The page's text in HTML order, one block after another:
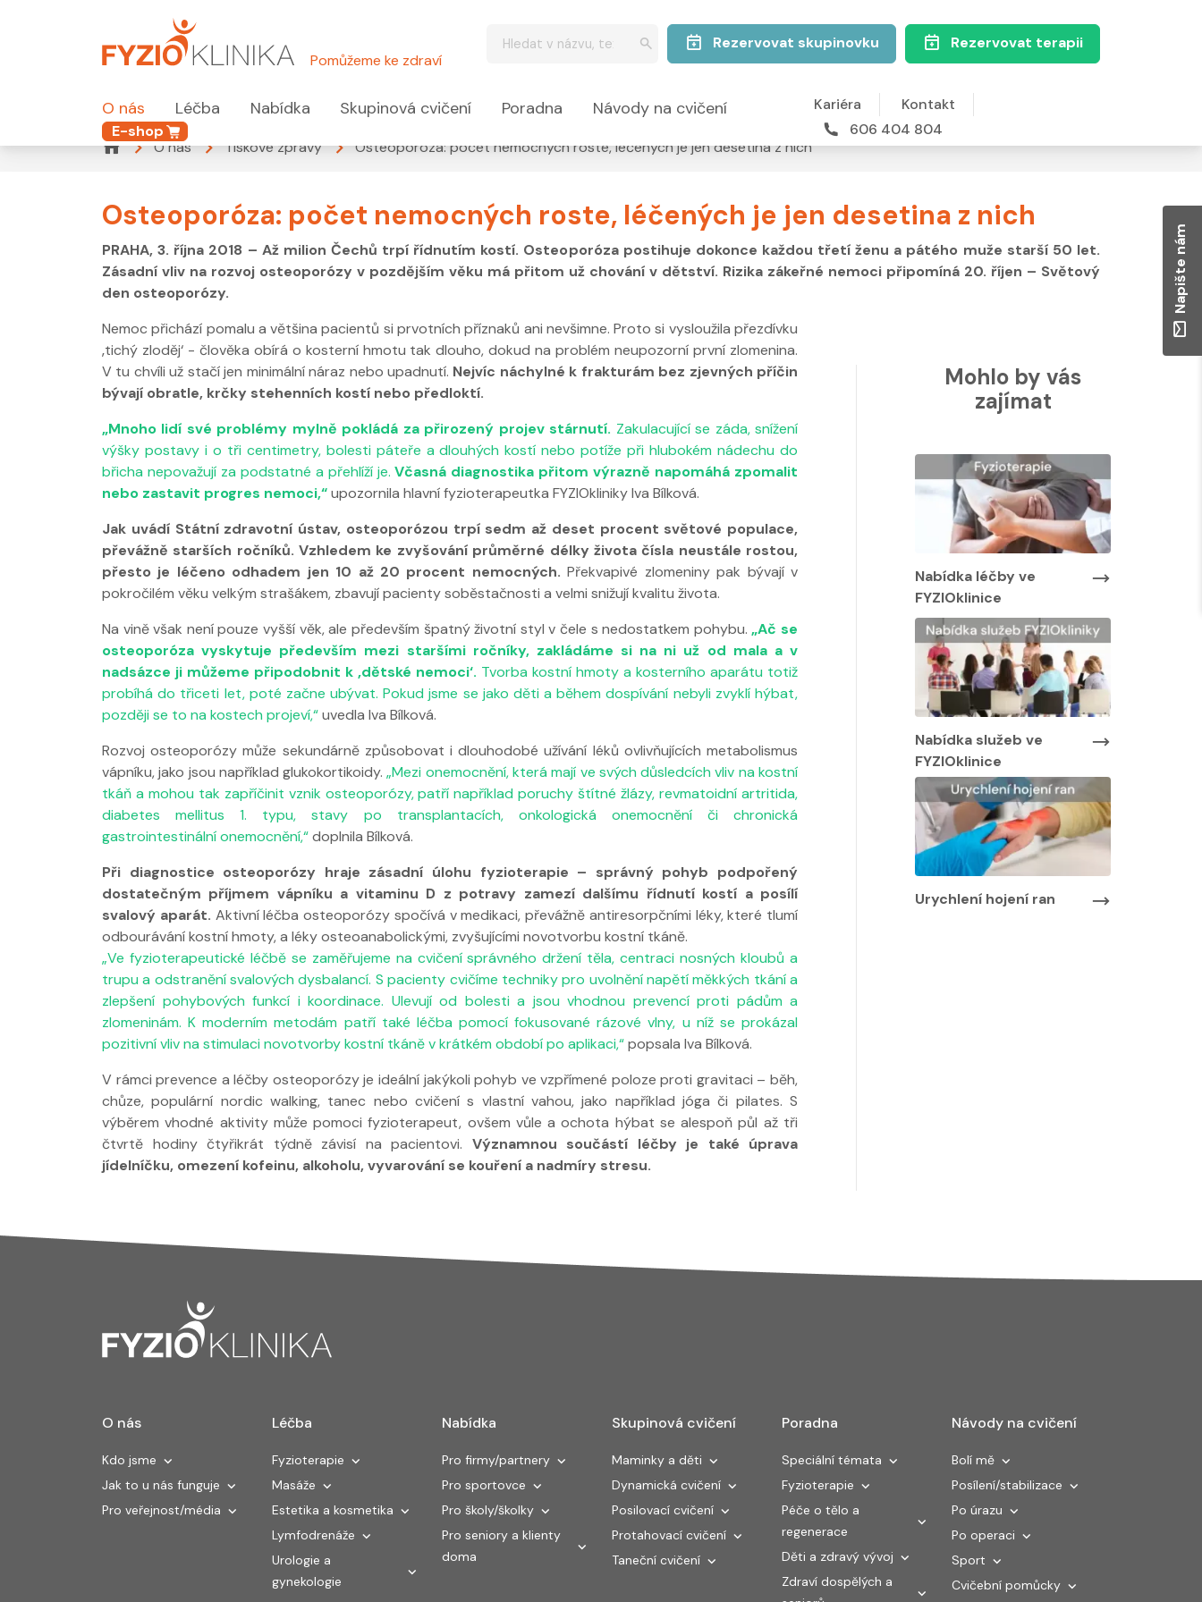
Pomůžeme ke zdraví
Rezervovat skupinovku Rezervovat terapii
O nás Léčba Nabídka Skupinová cvičení Poradna Návody na cvičení
E-shop
Kariéra
Kontakt
606 404 804
O nás
Tiskové zprávy Osteoporóza: počet nemocných roste, léčených je jen desetina z nich
Osteoporóza: počet nemocných roste, léčených je jen desetina z nich
PRAHA, 3. října 2018 – Až milion Čechů trpí řídnutím kostí. Osteoporóza postihuje dokonce každou třetí ženu a pátého muže starší 50 let.
Zásadní vliv na rozvoj osteoporózy v pozdějším věku má přitom už chování v dětství. Rizika zákeřné nemoci připomíná 20. říjen – Světový
den osteoporózy.
Nemoc přichází pomalu a většina pacientů si prvotních příznaků ani nevšimne. Proto si vysloužila přezdívku
‚tichý zloděj‘ - člověka obírá o kosterní hmotu tak dlouho, dokud na problém neupozorní první zlomenina.
V tu chvíli už stačí jen minimální náraz nebo upadnutí. Nejvíc náchylné k frakturám bez zjevných příčin
bývají obratle, krčky stehenních kostí nebo předloktí.
„Mnoho lidí své problémy mylně pokládá za přirozený projev stárnutí. Zakulacující se záda, snížení
výšky postavy i o tři centimetry, bolesti páteře a dlouhých kostí nebo potíže při hlubokém nádechu do
břicha nepovažují za podstatné a přehlíží je.Včasná diagnostika přitom výrazně napomáhá zpomalit
nebo zastavit progres nemoci,“upozornila hlavní fyzioterapeutka FYZIOkliniky Iva Bílková.
Jak uvádí Státní zdravotní ústav, osteoporózou trpí sedm až deset procent světové populace,
převážně starších ročníků. Vzhledem ke zvyšování průměrné délky života čísla neustále rostou,
přesto je léčeno odhadem jen 10 až 20 procent nemocných.Překvapivé zlomeniny pak bývají v
pokročilém věku velkým strašákem, zbavují pacienty soběstačnosti a velmi snižují kvalitu života.
Na vině však není pouze vyšší věk, ale především špatný životní styl v čele s nedostatkem pohybu. „Ač se
osteoporóza vyskytuje především mezi staršími ročníky, zakládáme si na ni už od mala a v
nadsázce ji můžeme připodobnit k ‚dětské nemoci‘. Tvorba kostní hmoty a kosterního aparátu totiž
probíhá do třiceti let, poté začne ubývat. Pokud jsme se jako děti a během dospívání nebyli zvyklí hýbat,
později se to na kostech projeví,“uvedla Iva Bílková.
Rozvoj osteoporózy může sekundárně způsobovat i dlouhodobé užívání léků ovlivňujících metabolismus
vápníku, jako jsou například glukokortikoidy. „Mezi onemocnění, která mají ve svých důsledcích vliv na kostní
tkáň a mohou tak zapříčinit vznik osteoporózy, patří například poruchy štítné žlázy, revmatoidní artritida,
diabetes mellitus 1. typu, stavy po transplantacích, onkologická onemocnění či chronická
gastrointestinální onemocnění,“doplnila Bílková.
Při diagnostice osteoporózy hraje zásadní úlohu fyzioterapie – správný pohyb podpořený
dostatečným příjmem vápníku a vitaminu D z potravy zamezí dalšímu řídnutí kostí a posílí
svalový aparát. Aktivní léčba osteoporózy spočívá v medikaci, převážně antiresorpčními léky, které tlumí
odbourávání kostní hmoty, a léky osteoanabolickými, zvyšujícími novotvorbu kostní tkáně.
„Ve fyzioterapeutické léčbě se zaměřujeme na cvičení správného držení těla, centraci nosných kloubů a
trupu a odstranění svalových dysbalancí. S pacienty cvičíme techniky pro uvolnění napětí měkkých tkání a
zlepšení pohybových funkcí i koordinace. Ulevují od bolesti a jsou vhodnou prevencí proti pádům a
zlomeninám. K moderním metodám patří také léčba pomocí fokusované rázové vlny, u níž se prokázal
pozitivní vliv na stimulaci novotvorby kostní tkáně v krátkém období po aplikaci,“popsala Iva Bílková.
V rámci prevence a léčby osteoporózy je ideální jakýkoli pohyb ve vzpřímené poloze proti gravitaci – běh,
chůze, populární nordic walking, tanec nebo cvičení s vlastní vahou, jako například jóga či pilates. S
výběrem vhodné aktivity může pomoci fyzioterapeut, ovšem vůle a ochota hýbat se alespoň půl až tři
čtvrtě hodiny čtyřikrát týdně závisí na pacientovi. Významnou součástí léčby je také úprava
jídelníčku, omezení kofeinu, alkoholu, vyvarování se kouření a nadmíry stresu.
Mohlo by vás
zajímat
Nabídka léčby ve
FYZIOklinice
Nabídka léčby ve
FYZIOklinice
Nabídka léčby ve
FYZIOklinice
Nabídka léčby ve
FYZIOklinice
Nabídka služeb ve
FYZIOklinice
Urychlení hojení ran
Napište nám
O nás
Kdo jsme
Jak to u nás funguje
Pro veřejnost/média
Léčba
Fyzioterapie
Masáže
Estetika a kosmetika
Lymfodrenáže
Urologie a
gynekologie
Nabídka
Pro firmy/partnery
Pro sportovce
Pro školy/školky
Pro seniory a klienty
doma
Skupinová cvičení
Maminky a děti
Dynamická cvičení
Posilovací cvičení
Protahovací cvičení
Taneční cvičení
Poradna
Speciální témata
Fyzioterapie
Péče o tělo a
regenerace
Děti a zdravý vývoj
Zdraví dospělých a
Návody na cvičení
Bolí mě
Posílení/stabilizace
Po úrazu
Po operaci
Sport
Cvičební pomůcky